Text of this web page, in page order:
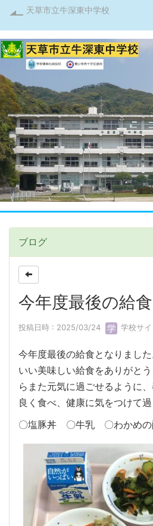
天草市立牛深東中学校
ブログ
今年度最後の給食
投稿日時 : 2025/03/24 学校サ
今年度最後の給食となりまし
いい美味しい給食をありがと
らまた元気に過ごせるように
良く食べ、健康に気をつけて過
〇塩豚丼 〇牛乳 〇わかめ